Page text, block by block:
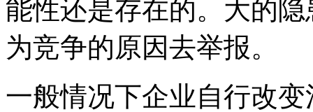
能性还是存在的。大的
为竞争的原因去举报。
一般情况下企业自行改